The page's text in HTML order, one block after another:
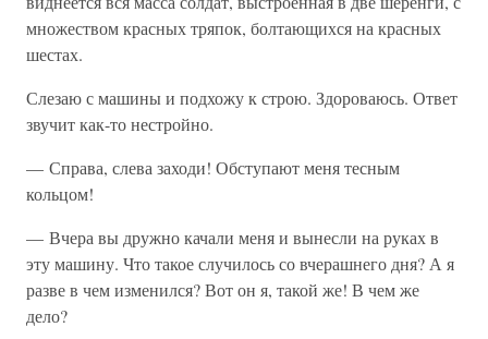
множеством красных тряпок, болтающихся на красных
шестах.
Слезаю с машины и подхожу к строю. Здороваюсь. Ответ
звучит как-то нестройно.
— Справа, слева заходи! Обступают меня тесным
кольцом!
— Вчера вы дружно качали меня и вынесли на руках в
эту машину. Что такое случилось со вчерашнего дня? А я
разве в чем изменился? Вот он я, такой же! В чем же
дело?